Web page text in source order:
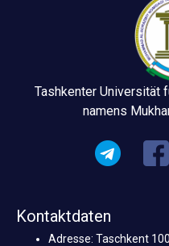
Tashkenter Universität
namens
Kontaktdaten
Adresse: Taschkent